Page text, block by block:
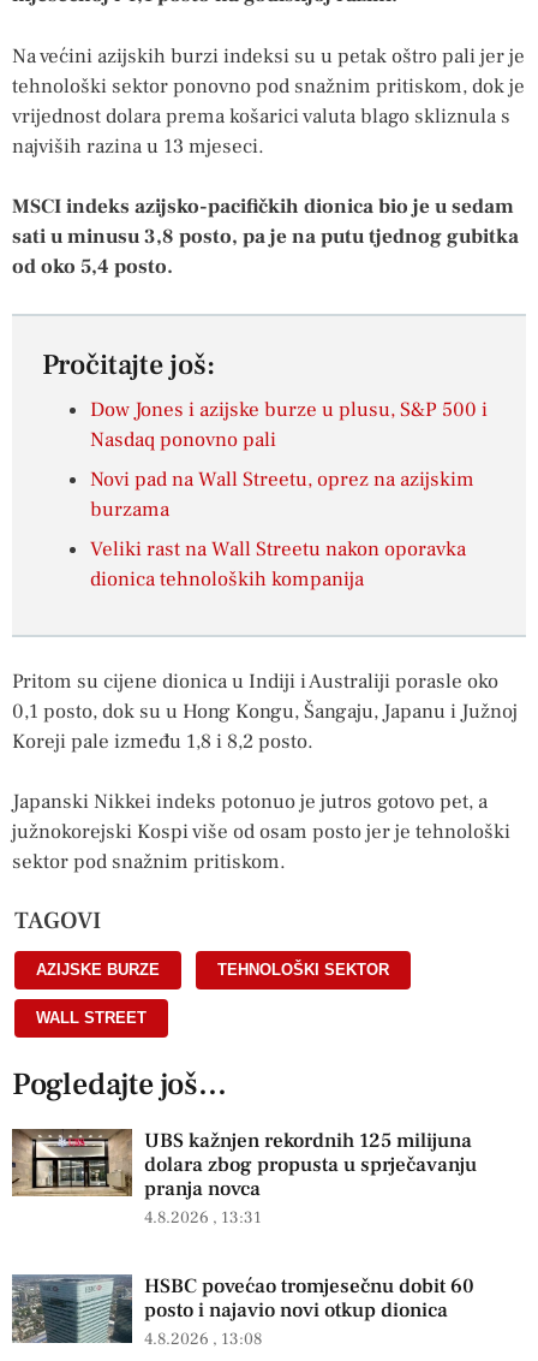
Na većini azijskih burzi indeksi su u petak oštro pali jer je
tehnološki sektor ponovno pod snažnim pritiskom, dok je
vrijednost dolara prema košarici valuta blago skliznula s
najviših razina u 13 mjeseci.
MSCI indeks azijsko-pacifičkih dionica bio je u sedam
sati u minusu 3,8 posto, pa je na putu tjednog gubitka
od oko 5,4 posto.
Pročitajte još:
Dow Jones i azijske burze u plusu, S&P 500 i
Nasdaq ponovno pali
Novi pad na Wall Streetu, oprez na azijskim
burzama
Veliki rast na Wall Streetu nakon oporavka
dionica tehnoloških kompanija
Pritom su cijene dionica u Indiji i Australiji porasle oko
0,1 posto, dok su u Hong Kongu, Šangaju, Japanu i Južnoj
Koreji pale između 1,8 i 8,2 posto.
Japanski Nikkei indeks potonuo je jutros gotovo pet, a
južnokorejski Kospi više od osam posto jer je tehnološki
sektor pod snažnim pritiskom.
TAGOVI
AZIJSKE BURZE TEHNOLOŠKI SEKTOR
WALL STREET
Pogledajte još...
UBS kažnjen rekordnih 125 milijuna
dolara zbog propusta u sprječavanju
pranja novca
4.8.2026 13:31
HSBC povećao tromjesečnu dobit 60
posto i najavio novi otkup dionica
4.8.2026 13:08